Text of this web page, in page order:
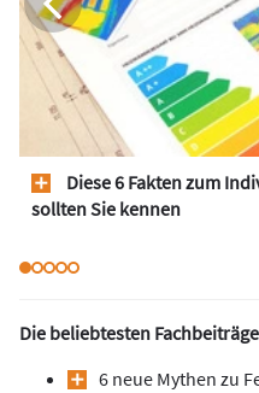
Diese 6 Fakten zum
sollten Sie kennen
Die beliebtesten Fachbeiträge
6 neue Mythen zu